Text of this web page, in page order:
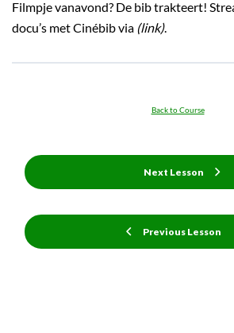
Filmpje vanavond? De bib trakteert!
docu’s met Cinébib via (link).
Previous Lesson
Back to Course
Next Lesson